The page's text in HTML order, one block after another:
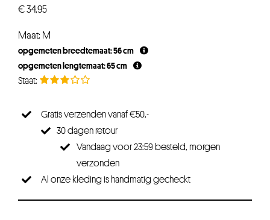
€34,95
Maat: M
opgemeten breedtemaat: 56 cm
opgemeten lengtemaat: 65 cm
Gratis verzenden vanaf €50,-
30 dagen retour
Vandaag voor 23:59 besteld, morgen
verzonden
Al onze kleding is handmatig gecheckt